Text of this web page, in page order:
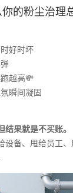
的粉尘治理总
好时坏
越高💸
瞬间凝固
果就是不买账。
备、甩给员工、